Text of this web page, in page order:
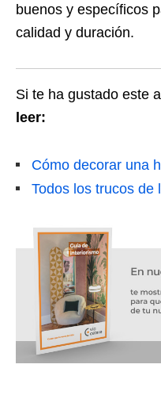
buenos y específicos
calidad y duración.
Si te ha gustado este
leer:
Cómo decorar una
Todos los trucos de